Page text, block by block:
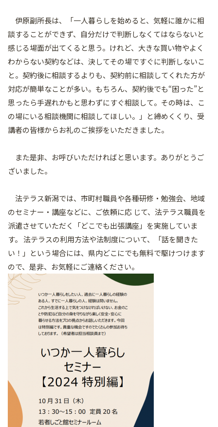
伊原副所長は、「一人暮らしを始めると、気軽に誰かに相
談することができず、自分だけで判断しなくてはならないと
感じる場面が出てくると思う。けれど、大きな買い物やよく
わからない契約などは、決してその場ですぐに判断しないこ
と。契約後に相談するよりも、契約前に相談してくれた方が
対応が簡単なことが多い。もちろん、契約後でも“困った”と
思ったら手遅れかもと思わずにすぐ相談して。その時は、こ
の場にいる相談機関に相談してほしい。」と締めくくり、受
講者の皆様からお礼のご挨拶をいただきました。
また是非、お呼びいただければと思います。ありがとうご
ざいました。
法テラス新潟では、市町村職員や各種研修・勉強会、地域
のセミナー・講座などに、ご依頼に応 じて、法テラス職員を
派遣させていただく「どこでも出張講座」を実施していま
す。 法テラスの利用方法や法制度について、「話を聞きた
い！」という場合には、県内どこにでも無料で駆けつけます
ので、是非、お気軽にご連絡ください。